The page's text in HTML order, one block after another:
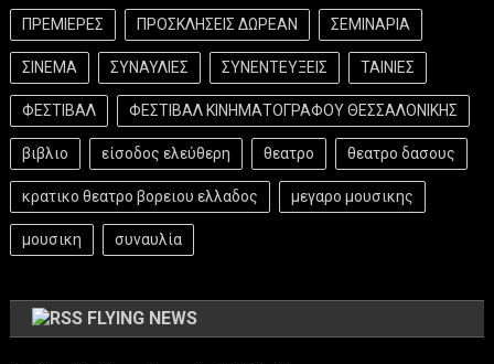
ΠΡΕΜΙΕΡΕΣ ΠΡΟΣΚΛΗΣΕΙΣ ΔΩΡΕΑΝ ΣΕΜΙΝΑΡΙΑ
ΣΙΝΕΜΑ ΣΥΝΑΥΛΙΕΣ ΣΥΝΕΝΤΕΥΞΕΙΣ ΤΑΙΝΙΕΣ
ΦΕΣΤΙΒΑΛ ΦΕΣΤΙΒΑΛ ΚΙΝΗΜΑΤΟΓΡΑΦΟΥ ΘΕΣΣΑΛΟΝΙΚΗΣ
βιβλιο είσοδος ελεύθερη θεατρο θεατρο δασους
κρατικο θεατρο βορειου ελλαδος μεγαρο μουσικης
μουσικη συναυλία
FLYING NEWS